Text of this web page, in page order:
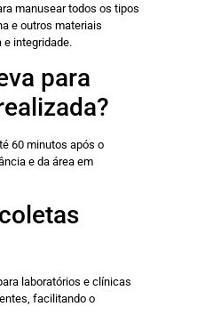
manusear todos os tipos
e outros materiais
e integridade.
para
60 minutos após o
e da área em
laboratórios e clínicas
facilitando o